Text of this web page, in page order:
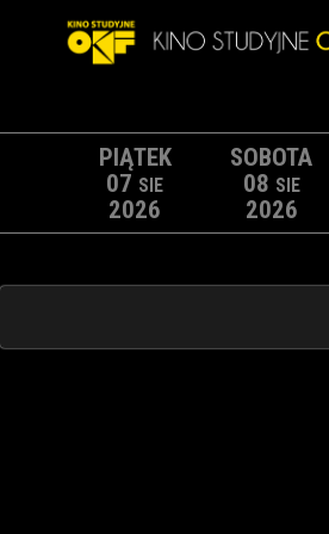
PIĄTEK
07 SIE
2026
SOBOTA
08 SIE
2026